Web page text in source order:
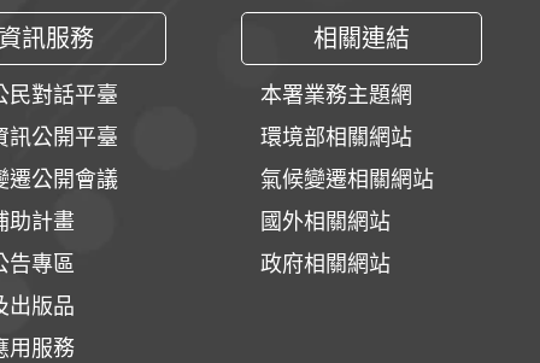
訊服務
民對話平臺
訊公開平臺
遷公開會議
助計畫
告專區
出版品
用服務
相關連結
本署業務主題網
環境部相關網站
氣候變遷相關網站
國外相關網站
政府相關網站